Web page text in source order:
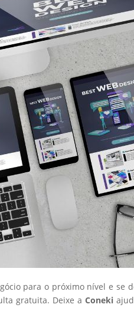
para o próximo nível e se
gratuita. Deixe aConeki